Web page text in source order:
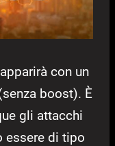
con un
boost). È
gli attacchi
essere di tipo